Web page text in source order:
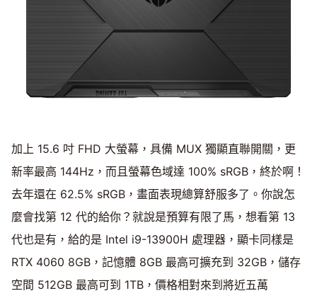
加上 15.6 吋 FHD 大螢幕，具備 MUX 獨顯直聯開關，更
新率最高 144Hz，而且螢幕色域達 100% sRGB，終於啊！
去年還在 62.5% sRGB，畫面表現總算舒服多了。你說怎
麼會找第 12 代的給你？就說是預算有限了馬，想看第 13
代也是有，給的是 Intel i9-13900H 處理器，顯卡同樣是
RTX 4060 8GB，記憶體 8GB 最高可擴充到 32GB，儲存
空間 512GB 最高可到 1TB，價格相對來到將近五萬